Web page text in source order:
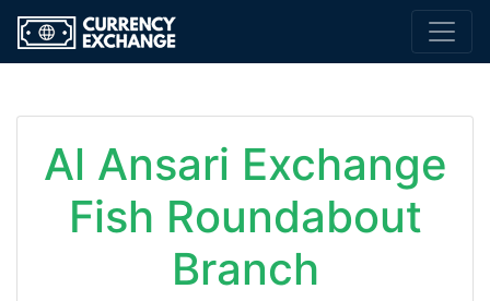
Al Ansari Exchange
Fish Roundabout
Branch